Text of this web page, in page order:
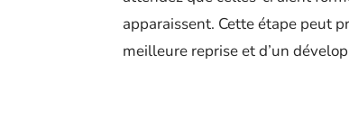
apparaissent. Cette étape peut
meilleure reprise et d’un